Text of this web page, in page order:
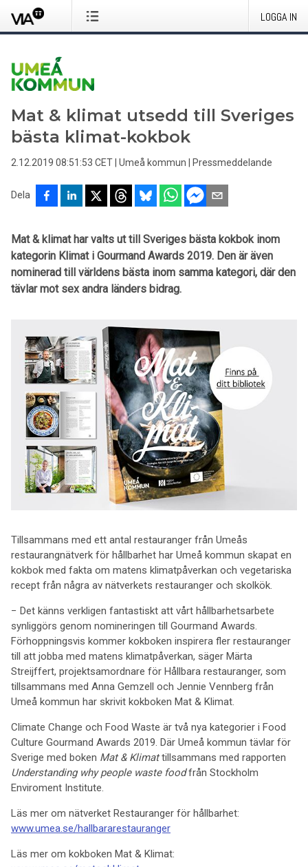
LOGGA IN
Mat & klimat utsedd till Sveriges
bästa klimat-kokbok
2.12.2019 08:51:53 CET Umeå kommun Pressmeddelande
Dela
Mat & klimat har valts ut till Sveriges bästa kokbok inom
kategorin Klimat i Gourmand Awards 2019. Den är även
nominerad till världens bästa inom samma kategori, där den
tävlar mot sex andra länders bidrag.
Tillsammans med ett antal restauranger från Umeås
restaurangnätverk för hållbarhet har Umeå kommun skapat en
kokbok med fakta om matens klimatpåverkan och vegetariska
recept från några av nätverkets restauranger och skolkök.
− Det känns verkligen fantastiskt att vårt hållbarhetsarbete
synliggörs genom nomineringen till Gourmand Awards.
Förhoppningsvis kommer kokboken inspirera fler restauranger
till att jobba med matens klimatpåverkan, säger Märta
Streijffert, projektsamordnare för Hållbara restauranger, som
tillsammans med Anna Gemzell och Jennie Vennberg från
Umeå kommun har skrivit kokboken Mat & Klimat.
Climate Change och Food Waste är två nya kategorier i Food
Culture Gourmand Awards 2019. Där Umeå kommun tävlar för
Sverige med boken Mat & Klimattillsammans med rapporten
Understanding why people waste foodfrån Stockholm
Enviroment Institute.
Läs mer om nätverket Restauranger för hållbarhet:
www.umea.se/hallbararestauranger
Läs mer om kokboken Mat & Klimat: